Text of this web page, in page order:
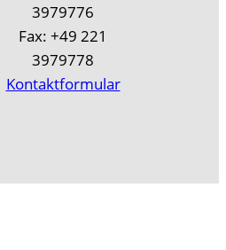
3979776
Fax: +49 221
3979778
Kontaktformular